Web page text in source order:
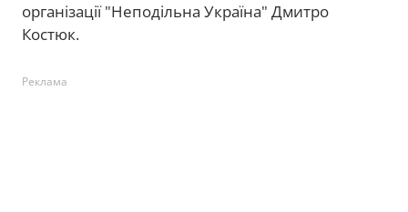
організації "Неподільна Україна" Дмитро
Костюк.
Реклама